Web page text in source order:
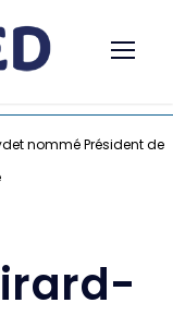
nommé Président de